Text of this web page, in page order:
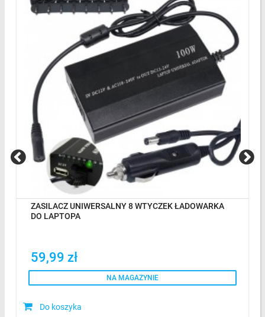
ZASILACZ UNIWERSALNY 8 WTYCZEK ŁADOWARKA
DO LAPTOPA
59,99 zł
NA MAGAZYNIE
Do koszyka